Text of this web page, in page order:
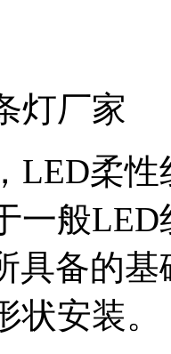
灯厂家
LED柔
一般
具备的
状安装。